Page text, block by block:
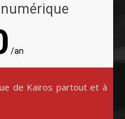
/an
de Kairos partout et à